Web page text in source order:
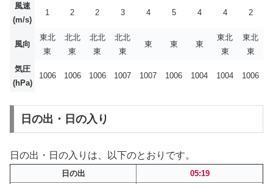
風速
(m/s)
1 2 2 3 4 5 4 4 2
風向
東北
東
北北
東
北北
東
北北
東
東 東 東
東北
東
東北
東
気圧
(hPa)
1006 1006 1006 1007 1007 1006 1004 1004 1006
日の出・日の入り
日の出・日の入りは、以下のとおりです。
日の出
05:19